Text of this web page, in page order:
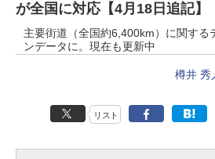
が全国に対応【4月18日追記】
主要街道（全国約6,400km）に関する
ンデータに。現在も更新中
樽井 秀
リスト